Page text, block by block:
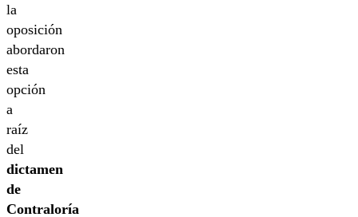
la
oposición
abordaron
esta
opción
a
raíz
del
dictamen
de
Contraloría